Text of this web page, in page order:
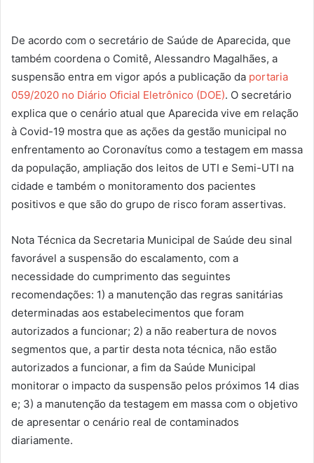
De acordo com o secretário de Saúde de Aparecida, que
também coordena o Comitê, Alessandro Magalhães, a
suspensão entra em vigor após a publicação da portaria
059/2020 no Diário Oficial Eletrônico (DOE). O secretário
explica que o cenário atual que Aparecida vive em relação
à Covid-19 mostra que as ações da gestão municipal no
enfrentamento ao Coronavítus como a testagem em massa
da população, ampliação dos leitos de UTI e Semi-UTI na
cidade e também o monitoramento dos pacientes
positivos e que são do grupo de risco foram assertivas.
Nota Técnica da Secretaria Municipal de Saúde deu sinal
favorável a suspensão do escalamento, com a
necessidade do cumprimento das seguintes
recomendações: 1) a manutenção das regras sanitárias
determinadas aos estabelecimentos que foram
autorizados a funcionar; 2) a não reabertura de novos
segmentos que, a partir desta nota técnica, não estão
autorizados a funcionar, a fim da Saúde Municipal
monitorar o impacto da suspensão pelos próximos 14 dias
e; 3) a manutenção da testagem em massa com o objetivo
de apresentar o cenário real de contaminados
diariamente.